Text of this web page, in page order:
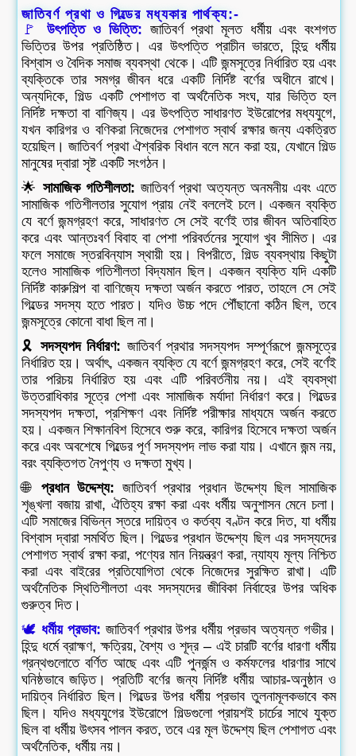
জাতিবর্ণ প্রথা ও গিল্ডের মধ্যকার পার্থক্য:-
🚩উৎপত্তি ও ভিত্তি: জাতিবর্ণ প্রথা মূলত ধর্মীয় এবং বংশগত
ভিত্তির উপর প্রতিষ্ঠিত। এর উৎপত্তি প্রাচীন ভারতে, হিন্দু ধর্মীয়
বিশ্বাস ও বৈদিক সমাজ ব্যবস্থা থেকে। এটি জন্মসূত্রে নির্ধারিত হয় এবং
ব্যক্তিকে তার সমগ্র জীবন ধরে একটি নির্দিষ্ট বর্ণের অধীনে রাখে।
অন্যদিকে, গিল্ড একটি পেশাগত বা অর্থনৈতিক সংঘ, যার ভিত্তি হল
নির্দিষ্ট দক্ষতা বা বাণিজ্য। এর উৎপত্তি সাধারণত ইউরোপের মধ্যযুগে,
যখন কারিগর ও বণিকরা নিজেদের পেশাগত স্বার্থ রক্ষার জন্য একত্রিত
হয়েছিল। জাতিবর্ণ প্রথা ঐশ্বরিক বিধান বলে মনে করা হয়, যেখানে গিল্ড
মানুষের দ্বারা সৃষ্ট একটি সংগঠন।
🌟 সামাজিক গতিশীলতা: জাতিবর্ণ প্রথা অত্যন্ত অনমনীয় এবং এতে
সামাজিক গতিশীলতার সুযোগ প্রায় নেই বললেই চলে। একজন ব্যক্তি
যে বর্ণে জন্মগ্রহণ করে, সাধারণত সে সেই বর্ণেই তার জীবন অতিবাহিত
করে এবং আন্তঃবর্ণ বিবাহ বা পেশা পরিবর্তনের সুযোগ খুব সীমিত। এর
ফলে সমাজে স্তরবিন্যাস স্থায়ী হয়। বিপরীতে, গিল্ড ব্যবস্থায় কিছুটা
হলেও সামাজিক গতিশীলতা বিদ্যমান ছিল। একজন ব্যক্তি যদি একটি
নির্দিষ্ট কারুশিল্প বা বাণিজ্যে দক্ষতা অর্জন করতে পারত, তাহলে সে সেই
গিল্ডের সদস্য হতে পারত। যদিও উচ্চ পদে পৌঁছানো কঠিন ছিল, তবে
জন্মসূত্রে কোনো বাধা ছিল না।
🎗️ সদস্যপদ নির্ধারণ: জাতিবর্ণ প্রথার সদস্যপদ সম্পূর্ণরূপে জন্মসূত্রে
নির্ধারিত হয়। অর্থাৎ, একজন ব্যক্তি যে বর্ণে জন্মগ্রহণ করে, সেই বর্ণেই
তার পরিচয় নির্ধারিত হয় এবং এটি পরিবর্তনীয় নয়। এই ব্যবস্থা
উত্তরাধিকার সূত্রে পেশা এবং সামাজিক মর্যাদা নির্ধারণ করে। গিল্ডের
সদস্যপদ দক্ষতা, প্রশিক্ষণ এবং নির্দিষ্ট পরীক্ষার মাধ্যমে অর্জন করতে
হয়। একজন শিক্ষানবিশ হিসেবে শুরু করে, কারিগর হিসেবে দক্ষতা অর্জন
করে এবং অবশেষে গিল্ডের পূর্ণ সদস্যপদ লাভ করা যায়। এখানে জন্ম নয়,
বরং ব্যক্তিগত নৈপুণ্য ও দক্ষতা মুখ্য।
🌐প্রধান উদ্দেশ্য: জাতিবর্ণ প্রথার প্রধান উদ্দেশ্য ছিল সামাজিক
শৃঙ্খলা বজায় রাখা, ঐতিহ্য রক্ষা করা এবং ধর্মীয় অনুশাসন মেনে চলা।
এটি সমাজের বিভিন্ন স্তরে দায়িত্ব ও কর্তব্য বণ্টন করে দিত, যা ধর্মীয়
বিশ্বাস দ্বারা সমর্থিত ছিল। গিল্ডের প্রধান উদ্দেশ্য ছিল এর সদস্যদের
পেশাগত স্বার্থ রক্ষা করা, পণ্যের মান নিয়ন্ত্রণ করা, ন্যায্য মূল্য নিশ্চিত
করা এবং বাইরের প্রতিযোগিতা থেকে নিজেদের সুরক্ষিত রাখা। এটি
অর্থনৈতিক স্থিতিশীলতা এবং সদস্যদের জীবিকা নির্বাহের উপর অধিক
গুরুত্ব দিত।
🕊️ ধর্মীয় প্রভাব: জাতিবর্ণ প্রথার উপর ধর্মীয় প্রভাব অত্যন্ত গভীর।
হিন্দু ধর্মে ব্রাহ্মণ, ক্ষত্রিয়, বৈশ্য ও শূদ্র – এই চারটি বর্ণের ধারণা ধর্মীয়
গ্রন্থগুলোতে বর্ণিত আছে এবং এটি পুনর্জন্ম ও কর্মফলের ধারণার সাথে
ঘনিষ্ঠভাবে জড়িত। প্রতিটি বর্ণের জন্য নির্দিষ্ট ধর্মীয় আচার-অনুষ্ঠান ও
দায়িত্ব নির্ধারিত ছিল। গিল্ডের উপর ধর্মীয় প্রভাব তুলনামূলকভাবে কম
ছিল। যদিও মধ্যযুগের ইউরোপে গিল্ডগুলো প্রায়শই চার্চের সাথে যুক্ত
ছিল বা ধর্মীয় উৎসব পালন করত, তবে এর মূল উদ্দেশ্য ছিল পেশাগত এবং
অর্থনৈতিক, ধর্মীয় নয়।